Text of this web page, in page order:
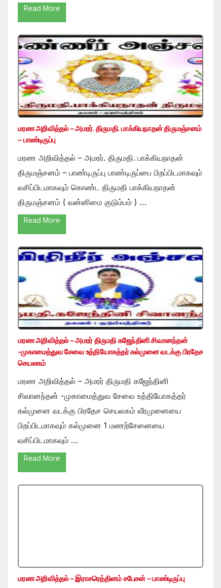
Read More
மரண அறிவித்தல் – அமரர். திருமதி. பாக்கியநாதன் திருமஞ்சனம்
– பாண்டிருப்பு
மரண அறிவித்தல் – அமரர். திருமதி. பாக்கியநாதன்
திருமஞ்சனம் – பாண்டிருப்பு பாண்டிருப்பை பிறப்பிடமாகவும்
வசிப்பிடமாகவும் கொண்ட திருமதி பாக்கியநாதன்
திருமஞ்சனம் ( வன்னிமை குடும்பம் ) …
Read More
மரண அறிவித்தல் – அமரர் திருமதி கஜேந்தினி சிவானந்தன்
-முகாமைத்துவ சேவை உத்தியோகத்தர் கல்முனை வடக்கு பிரதேச
செயலகம்
மரண அறிவித்தல் – அமரர் திருமதி கஜேந்தினி
சிவானந்தன் -முகாமைத்துவ சேவை உத்தியோகத்தர்
கல்முனை வடக்கு பிரதேச செயலகம் வீரமுனையை
பிறப்பிடமாகவும் கல்முனை 1 மணற்சேனையை
வசிப்பிடமாகவும் …
Read More
மரண அறிவித்தல் – இராசரெத்தினம் சபேசன் – பாண்டிருப்பு